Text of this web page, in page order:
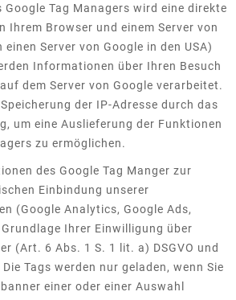
Google Tag Managers wird eine direkte
Ihrem Browser und einem Server von
einen Server von Google in den USA)
Informationen über Ihren Besuch
dem Server von Google verarbeitet.
der IP-Adresse durch das
um eine Auslieferung der Funktionen
zu ermöglichen.
des Google Tag Manger zur
Einbindung unserer
(Google Analytics, Google Ads,
Ihrer Einwilligung über
(Art. 6 Abs. 1 S. 1 lit. a) DSGVO und
Tags werden nur geladen, wenn Sie
einer oder einer Auswahl